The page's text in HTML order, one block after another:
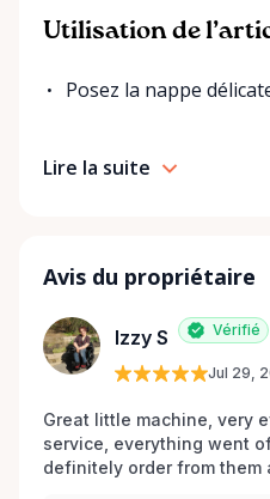
Utilisation de
Posez la nappe
Lire la suite
Avis du propriétaire
Izzy S Vérifié
Jul 29,
Great little machine, very
service, everything went
definitely order from them